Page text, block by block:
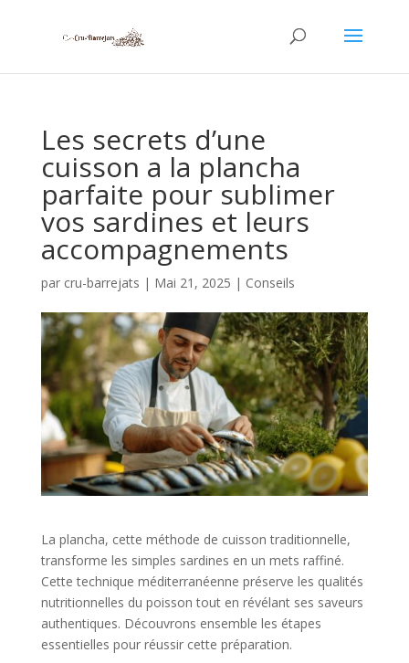
Les secrets d’une
cuisson a la plancha
parfaite pour sublimer
vos sardines et leurs
accompagnements
par cru-barrejats | Mai 21, 2025 | Conseils
La plancha, cette méthode de cuisson traditionnelle,
transforme les simples sardines en un mets raffiné.
Cette technique méditerranéenne préserve les qualités
nutritionnelles du poisson tout en révélant ses saveurs
authentiques. Découvrons ensemble les étapes
essentielles pour réussir cette préparation.